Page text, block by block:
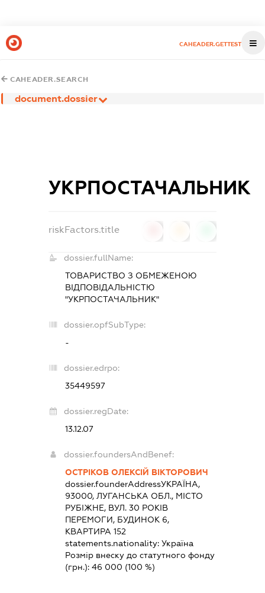
CAHEADER.GETTEST
CAHEADER.SEARCH
document.dossier
УКРПОСТАЧАЛЬНИК
riskFactors.title
dossier.fullName:
ТОВАРИСТВО З ОБМЕЖЕНОЮ
ВІДПОВІДАЛЬНІСТЮ
"УКРПОСТАЧАЛЬНИК"
dossier.opfSubType:
-
dossier.edrpo:
35449597
dossier.regDate:
13.12.07
dossier.foundersAndBenef:
ОСТРІКОВ ОЛЕКСІЙ ВІКТОРОВИЧ
dossier.founderAddressУКРАЇНА,
93000, ЛУГАНСЬКА ОБЛ., МІСТО
РУБІЖНЕ, ВУЛ. 30 РОКІВ
ПЕРЕМОГИ, БУДИНОК 6,
КВАРТИРА 152
statements.nationality: Україна
Розмір внеску до статутного фонду
(грн.): 46 000 (100 %)